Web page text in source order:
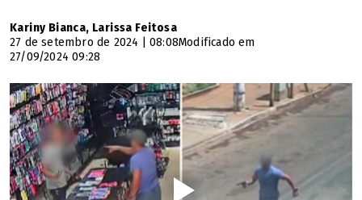
Kariny Bianca, Larissa Feitosa
27 de setembro de 2024 | 08:08Modificado em
27/09/2024 09:28